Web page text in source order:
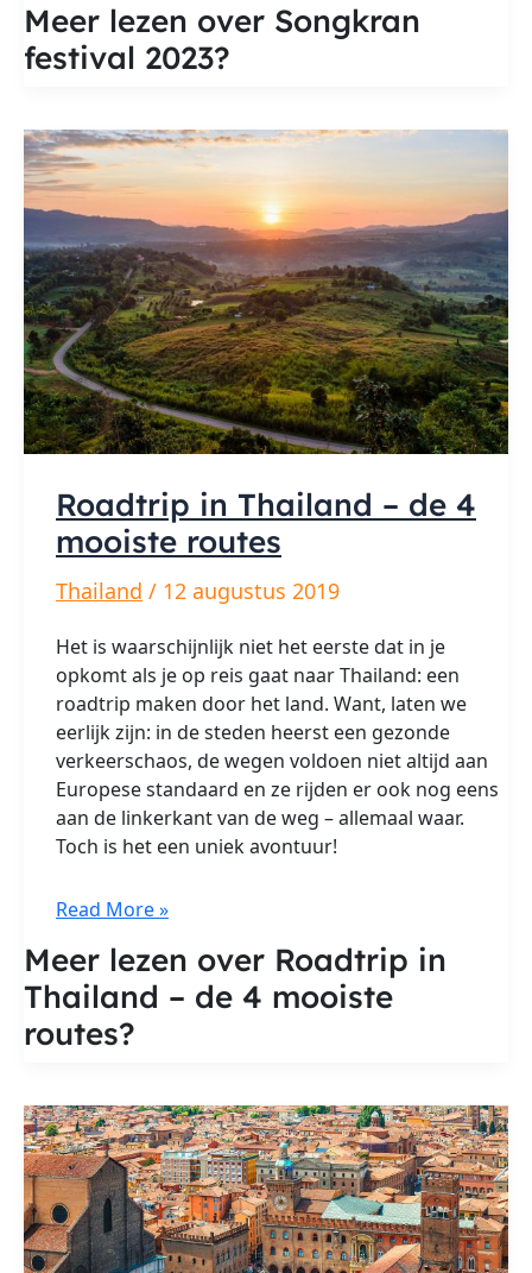
2023
Meer lezen over Songkran
festival 2023?
Roadtrip in Thailand – de 4
mooiste routes
Thailand / 12 augustus 2019
Het is waarschijnlijk niet het eerste dat in je
opkomt als je op reis gaat naar Thailand: een
roadtrip maken door het land. Want, laten we
eerlijk zijn: in de steden heerst een gezonde
verkeerschaos, de wegen voldoen niet altijd aan
Europese standaard en ze rijden er ook nog eens
aan de linkerkant van de weg – allemaal waar.
Toch is het een uniek avontuur!
Roadtrip
Thailand
–
de
4
routes
Read More »
Meer lezen over Roadtrip in
Thailand – de 4 mooiste
routes?